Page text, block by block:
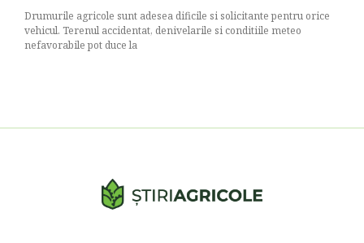
Drumurile agricole sunt adesea dificile si solicitante pentru orice
vehicul. Terenul accidentat, denivelarile si conditiile meteo
nefavorabile pot duce la